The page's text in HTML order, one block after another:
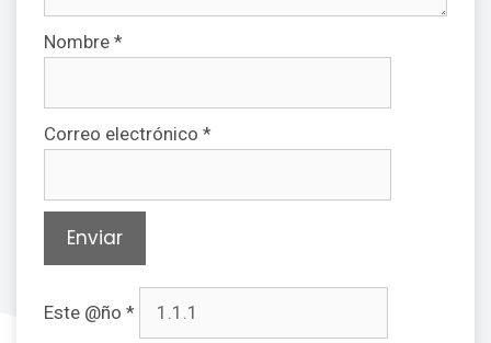
Nombre *
Correo electrónico *
Este @ño *